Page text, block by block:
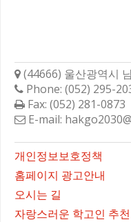
(44666) 울산광역시
Phone: (052) 295-
Fax: (052) 281-0873
E-mail:
개인정보보호정책
홈페이지 광고안내
오시는 길
자랑스러운 학고인 추